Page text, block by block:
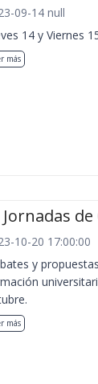
09-14 null
14 y Viernes
más
Jornadas
10-20 17:00:00
y
más